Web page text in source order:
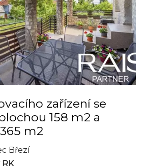
zařízení se
158 m2 a
m2
Březí